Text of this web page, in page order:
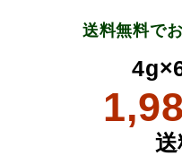
送料無料で